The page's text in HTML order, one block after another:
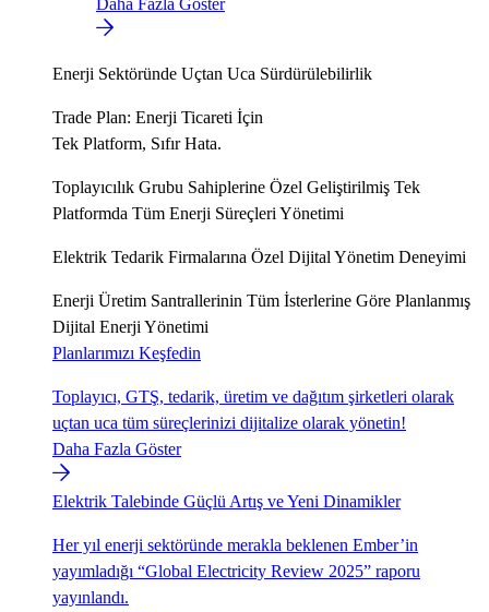
Enerji Sektöründe Uçtan Uca Sürdürülebilirlik
Trade Plan: Enerji Ticareti İçin
Tek Platform, Sıfır Hata.
Toplayıcılık Grubu Sahiplerine Özel Geliştirilmiş Tek
Platformda Tüm Enerji Süreçleri Yönetimi
Elektrik Tedarik Firmalarına Özel Dijital Yönetim Deneyimi
Enerji Üretim Santrallerinin Tüm İsterlerine Göre Planlanmış
Dijital Enerji Yönetimi
Planlarımızı Keşfedin
Toplayıcı, GTŞ, tedarik, üretim ve dağıtım şirketleri olarak
uçtan uca tüm süreçlerinizi dijitalize olarak yönetin!
Daha Fazla Göster
Elektrik Talebinde Güçlü Artış ve Yeni Dinamikler
Her yıl enerji sektöründe merakla beklenen Ember’in
yayımladığı “Global Electricity Review 2025” raporu
yayınlandı.